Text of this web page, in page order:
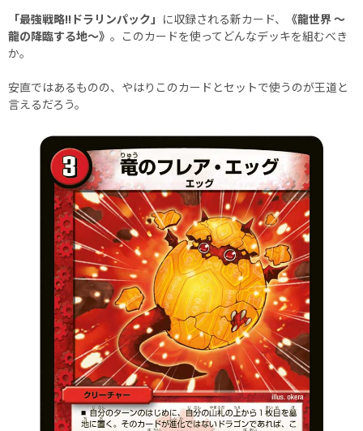
「最強戦略!!ドラリンパック」 に収録される新カード、
《龍世界 ～
龍の降臨する地～》 。このカードを使ってどんなデッキを組むべき
か。
安直ではあるものの、やはりこのカードとセットで使うのが王道と
言えるだろう。